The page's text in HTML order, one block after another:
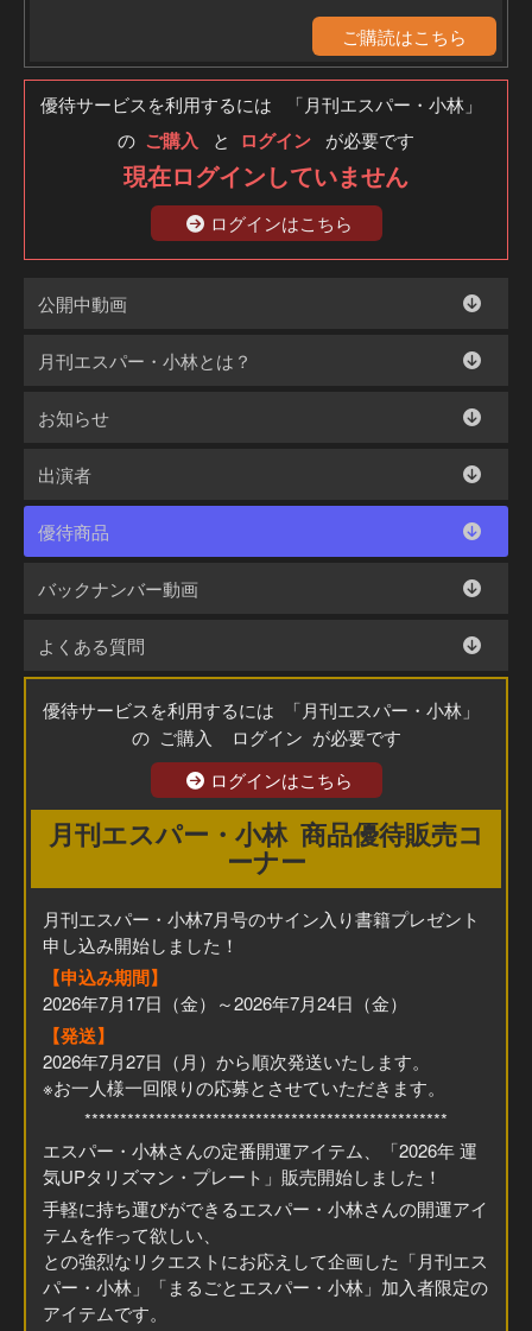
ご購読はこちら
優待サービスを利用するには 「月刊エスパー・小林」
の ご購入 と ログイン が必要です
現在ログインしていません
ログインはこちら
公開中動画
月刊エスパー・小林とは？
お知らせ
出演者
優待商品
バックナンバー動画
よくある質問
優待サービスを利用するには 「月刊エスパー・小林」
の ご購入 ログイン が必要です
ログインはこちら
月刊エスパー・小林 商品優待販売コ
ーナー
月刊エスパー・小林7月号のサイン入り書籍プレゼント
申し込み開始しました！
【申込み期間】
2026年7月17日（金）～2026年7月24日（金）
【発送】
2026年7月27日（月）から順次発送いたします。
※お一人様一回限りの応募とさせていただきます。
***************************************************
エスパー・小林さんの定番開運アイテム、「2026年 運
気UPタリズマン・プレート」販売開始しました！
手軽に持ち運びができるエスパー・小林さんの開運アイ
テムを作って欲しい、
との強烈なリクエストにお応えして企画した「月刊エス
パー・小林」「まるごとエスパー・小林」加入者限定の
アイテムです。